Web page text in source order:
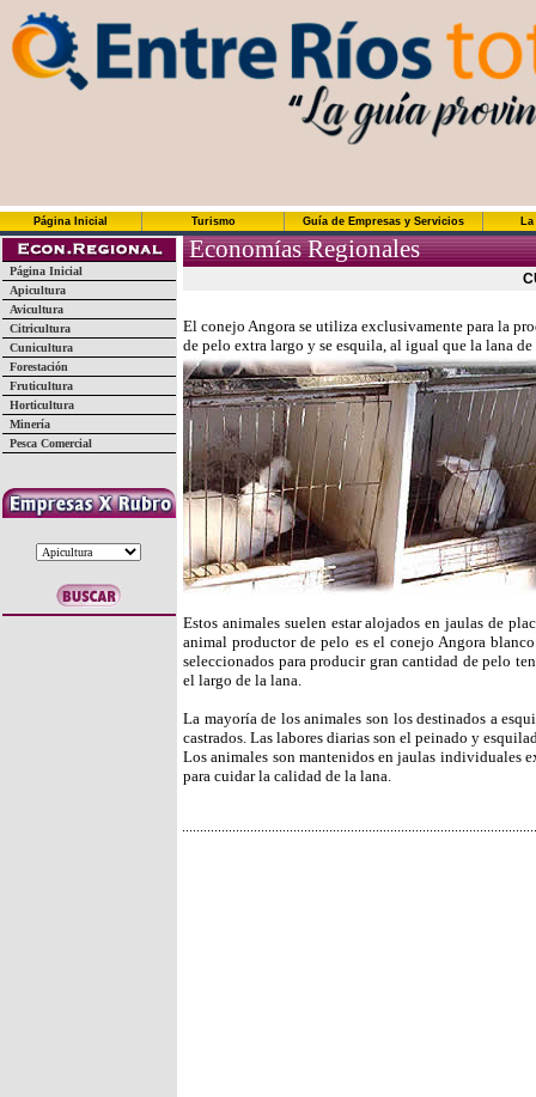
Página Inicial Turismo Guía de Empresas y Servicios
Página Inicial
Apicultura
Avicultura
Citricultura
Cunicultura
Forestación
Fruticultura
Horticultura
Minería
Pesca Comercial
Economías Regionales
El conejo Angora se utiliza exclusivamente para la
de pelo extra largo y se esquila, al igual que la lana
Estos animales suelen estar alojados en jaulas de
animal productor de pelo es el conejo Angora
seleccionados para producir gran cantidad de pelo
el largo de la lana.
La mayoría de los animales son los destinados a
castrados. Las labores diarias son el peinado y
Los animales son mantenidos en jaulas individuales
para cuidar la calidad de la lana.